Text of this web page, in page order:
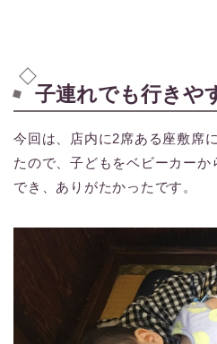
子連れでも行きや
今回は、店内に2席ある座敷席
たので、子どもをベビーカーか
でき、ありがたかったです。